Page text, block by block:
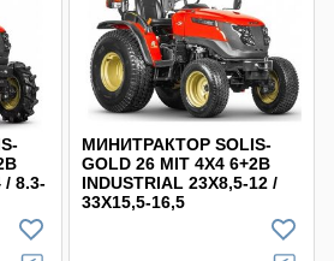
/ 8.3-
МИНИТРАКТОР SOLIS-
GOLD 26 MIT 4X4 6+2B
INDUSTRIAL 23X8,5-12 /
33X15,5-16,5